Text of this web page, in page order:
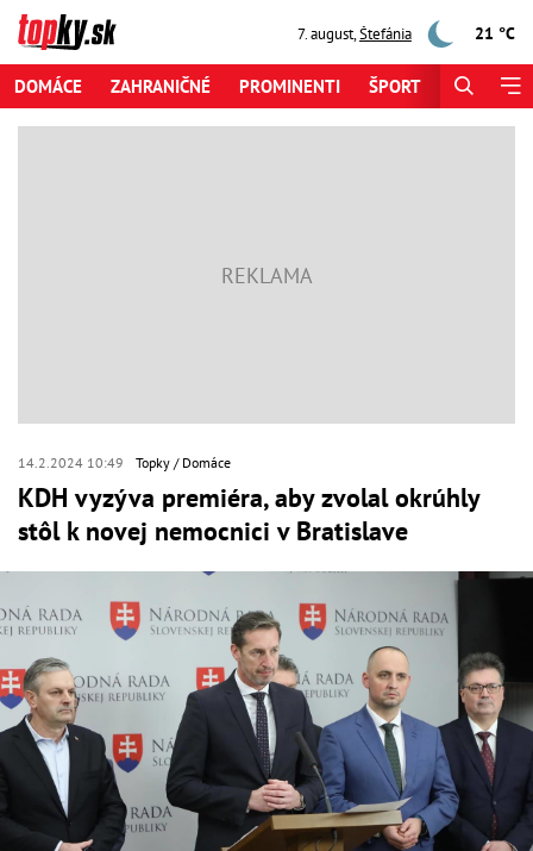
7. august,Štefánia 21 °C
DOMÁCE ZAHRANIČNÉ PROMINENTI ŠPORT
14.2.2024 10:49 Topky Domáce
KDH vyzýva premiéra, aby zvolal okrúhly
stôl k novej nemocnici v Bratislave